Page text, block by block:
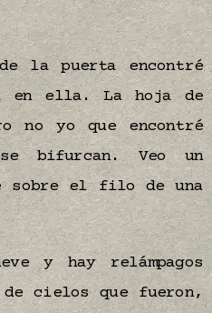
la puerta encontré
en ella. La hoja de
no yo que encontré
bifurcan. Veo un
sobre el filo de una
y hay relámpagos
cielos que fueron,